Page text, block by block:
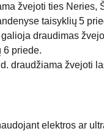
žvejoti ties
taisyklių 5
draudimas
6 priede.
draudžiama žvejoti
elektros ar